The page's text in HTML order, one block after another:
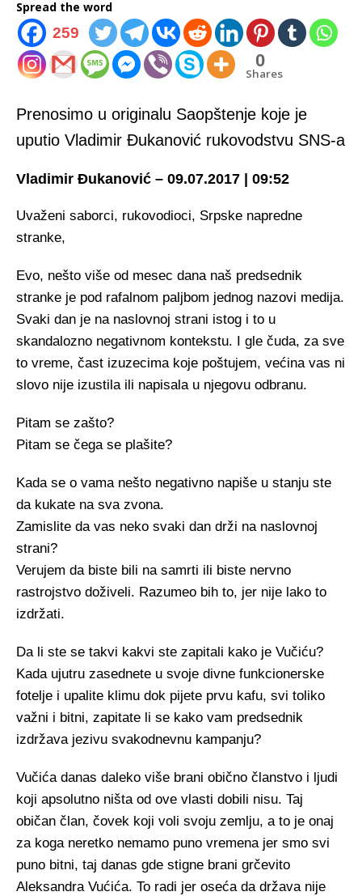
Spread the word
259
0
Shares
Prenosimo u originalu Saopštenje koje je
uputio Vladimir Đukanović rukovodstvu SNS-a
Vladimir Đukanović – 09.07.2017 | 09:52
Uvaženi saborci, rukovodioci, Srpske napredne
stranke,
Evo, nešto više od mesec dana naš predsednik
stranke je pod rafalnom paljbom jednog nazovi medija.
Svaki dan je na naslovnoj strani istog i to u
skandalozno negativnom kontekstu. I gle čuda, za sve
to vreme, čast izuzecima koje poštujem, većina vas ni
slovo nije izustila ili napisala u njegovu odbranu.
Pitam se zašto?
Pitam se čega se plašite?
Kada se o vama nešto negativno napiše u stanju ste
da kukate na sva zvona.
Zamislite da vas neko svaki dan drži na naslovnoj
strani?
Verujem da biste bili na samrti ili biste nervno
rastrojstvo doživeli. Razumeo bih to, jer nije lako to
izdržati.
Da li ste se takvi kakvi ste zapitali kako je Vučiću?
Kada ujutru zasednete u svoje divne funkcionerske
fotelje i upalite klimu dok pijete prvu kafu, svi toliko
važni i bitni, zapitate li se kako vam predsednik
izdržava jezivu svakodnevnu kampanju?
Vučića danas daleko više brani obično članstvo i ljudi
koji apsolutno ništa od ove vlasti dobili nisu. Taj
običan član, čovek koji voli svoju zemlju, a to je onaj
za koga neretko nemamo puno vremena jer smo svi
puno bitni, taj danas gde stigne brani grčevito
Aleksandra Vućića. To radi jer oseća da država nije